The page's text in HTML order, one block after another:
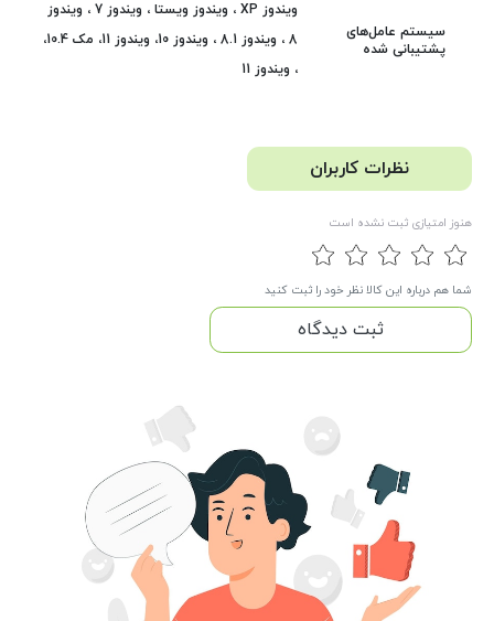
سیستم عامل‌های
پشتیبانی شده
ویندوز XP ، ویندوز ویستا ، ویندوز 7 ، ویندوز
8 ، ویندوز 8.1 ، ویندوز 10، ویندوز 11، مک 10.4،
، ویندوز 11
نظرات کاربران
هنوز امتیازی ثبت نشده است
شما هم درباره این کالا نظر خود را ثبت کنید
ثبت دیدگاه